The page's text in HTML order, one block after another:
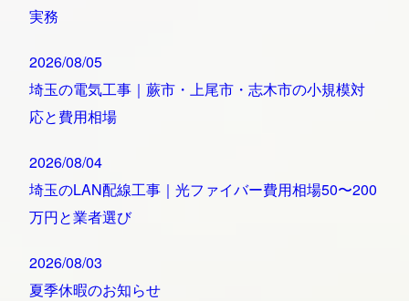
実務
2026/08/05
埼玉の電気工事｜蕨市・上尾市・志木市の小規模対
応と費用相場
2026/08/04
埼玉のLAN配線工事｜光ファイバー費用相場50〜200
万円と業者選び
2026/08/03
夏季休暇のお知らせ